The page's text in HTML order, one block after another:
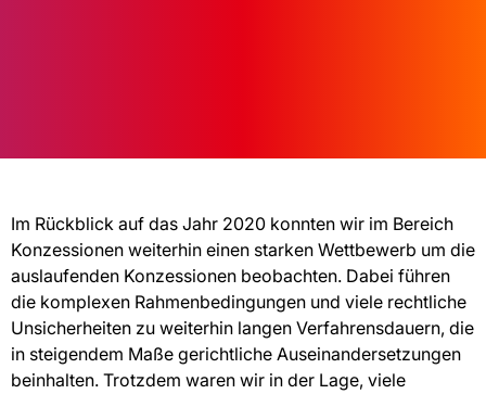
Im Rückblick auf das Jahr 2020 konnten wir im Bereich
Konzessionen weiterhin einen starken Wettbewerb um die
auslaufenden Konzessionen beobachten. Dabei führen
die komplexen Rahmenbedingungen und viele rechtliche
Unsicherheiten zu weiterhin langen Verfahrensdauern, die
in steigendem Maße gerichtliche Auseinandersetzungen
beinhalten. Trotzdem waren wir in der Lage, viele